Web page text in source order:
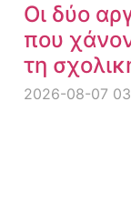
Οι δύο
που
τη
2026-08-07